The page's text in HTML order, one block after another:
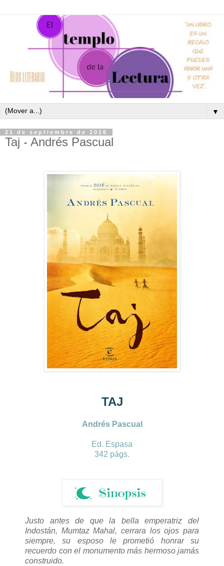
▼
21 de septiembre de 2016
Taj - Andrés Pascual
TAJ
Andrés Pascual
Ed. Espasa
342 págs.
Justo antes de que la bella emperatriz del
Indostán, Mumtaz Mahal, cerrara los ojos para
siempre, su esposo le prometió honrar su
recuerdo con el monumento más hermoso jamás
construido.